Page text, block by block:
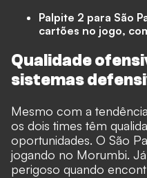
Palpite 2 para São
cartões no jogo,
Qualidade
sistemas
Mesmo com a
os dois times têm
oportunidades. O São
jogando no Morumbi.
perigoso quando